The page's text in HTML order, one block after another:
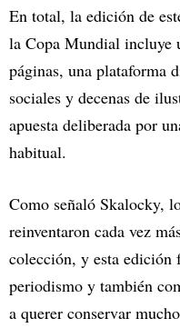
En total, la edición de
la Copa Mundial incluye
páginas, una plataforma
sociales y decenas de
apuesta deliberada por
habitual.
Como señaló Skalocky,
reinventaron cada vez
colección, y esta edición
periodismo y también
a querer conservar